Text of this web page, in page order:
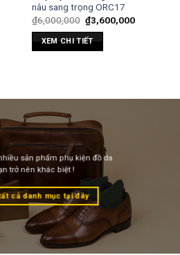
nâu sang trọng ORC17
₫6,000,000 ₫3,600,000
XEM CHI TIẾT
sản phẩm phụ kiện đồ da
trở nên khác biệt !
cả danh mục tại đây